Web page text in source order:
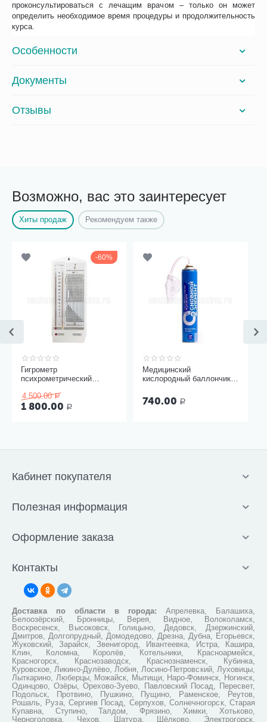
проконсультироваться с лечащим врачом – только он может
определить необходимое время процедуры и продолжительность
курса.
Особенности
Документы
Отзывы
Возможно, вас это заинтересует
Хиты продаж Рекомендуем также
60%
Гигрометр
психрометрический
4 500.00 Р
1 800.00 Р
Медицинский
кислородный баллончик
литров с мягкой маской
740.00 Р
Кабинет покупателя
Полезная информация
Оформление заказа
Контакты
Доставка по области в города: Апрелевка, Балашиха,
Белоозёрский, Бронницы, Верея, Видное, Волоколамск,
Воскресенск, Высоковск, Голицыно, Дедовск, Дзержинский,
Дмитров, Долгопрудный, Домодедово, Дрезна, Дубна, Егорьевск,
Жуковский, Зарайск, Звенигород, Ивантеевка, Истра, Кашира,
Клин, Коломна, Королёв, Котельники, Красноармейск,
Красногорск, Краснозаводск, Краснознаменск, Кубинка,
Куровское, Ликино-Дулёво, Лобня, Лосино-Петровский, Луховицы,
Лыткарино, Люберцы, Можайск, Мытищи, Наро-Фоминск, Ногинск,
Одинцово, Озёры, Орехово-Зуево, Павловский Посад, Пересвет,
Подольск, Протвино, Пушкино, Пущино, Раменское, Реутов,
Рошаль, Руза, Сергиев Посад, Серпухов, Солнечногорск, Старая
Купавна, Ступино, Талдом, Фрязино, Химки, Хотьково,
Черноголовка, Чехов, Шатура, Щёлково, Электрогорск,